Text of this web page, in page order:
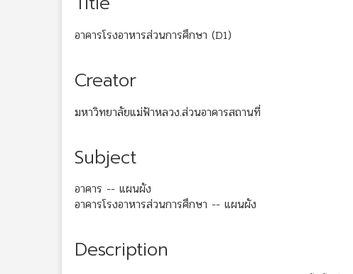
อาคารโรงอาหารส่วนการศึกษา (D1)
Creator
มหาวิทยาลัยแม่ฟ้าหลวง.ส่วนอาคารสถานที่
Subject
อาคาร -- แผนผัง
อาคารโรงอาหารส่วนการศึกษา -- แผนผัง
Description